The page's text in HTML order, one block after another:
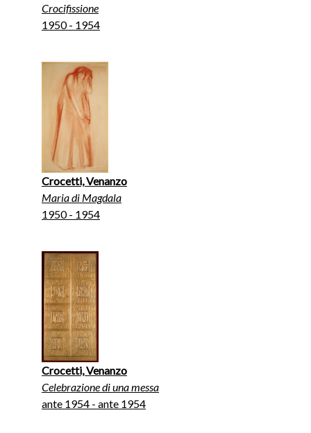
Crocifissione
1950 - 1954
Crocetti, Venanzo
Maria di Magdala
1950 - 1954
Crocetti, Venanzo
Celebrazione di una messa
ante 1954 - ante 1954